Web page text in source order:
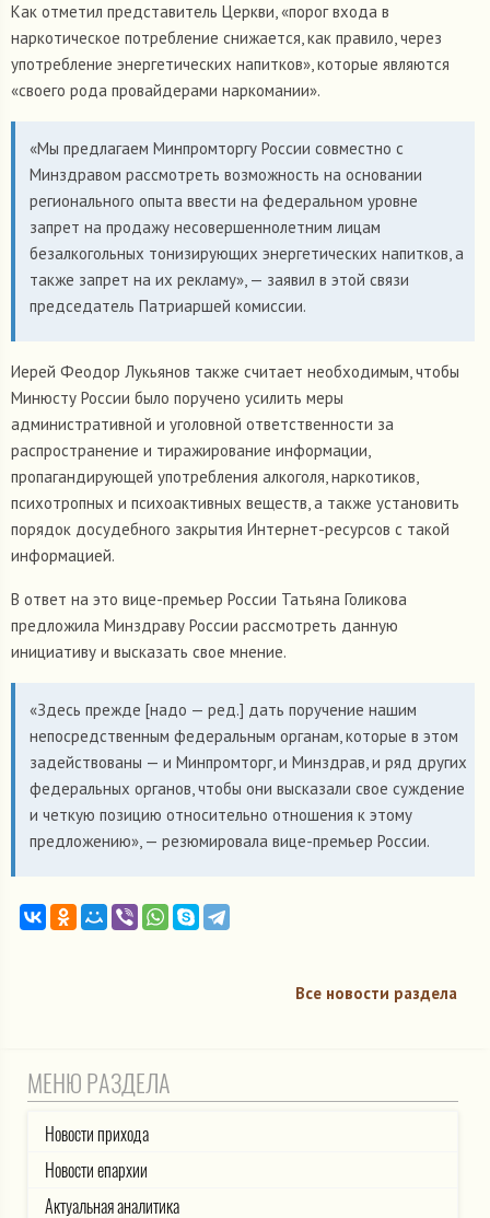
Как отметил представитель Церкви, «порог входа в
наркотическое потребление снижается, как правило, через
употребление энергетических напитков», которые являются
«своего рода провайдерами наркомании».
«Мы предлагаем Минпромторгу России совместно с
Минздравом рассмотреть возможность на основании
регионального опыта ввести на федеральном уровне
запрет на продажу несовершеннолетним лицам
безалкогольных тонизирующих энергетических напитков, а
также запрет на их рекламу», — заявил в этой связи
председатель Патриаршей комиссии.
Иерей Феодор Лукьянов также считает необходимым, чтобы
Минюсту России было поручено усилить меры
административной и уголовной ответственности за
распространение и тиражирование информации,
пропагандирующей употребления алкоголя, наркотиков,
психотропных и психоактивных веществ, а также установить
порядок досудебного закрытия Интернет-ресурсов с такой
информацией.
В ответ на это вице-премьер России Татьяна Голикова
предложила Минздраву России рассмотреть данную
инициативу и высказать свое мнение.
«Здесь прежде [надо — ред.] дать поручение нашим
непосредственным федеральным органам, которые в этом
задействованы — и Минпромторг, и Минздрав, и ряд других
федеральных органов, чтобы они высказали свое суждение
и четкую позицию относительно отношения к этому
предложению», — резюмировала вице-премьер России.
Все новости раздела
МЕНЮ РАЗДЕЛА
Новости прихода
Новости епархии
Актуальная аналитика